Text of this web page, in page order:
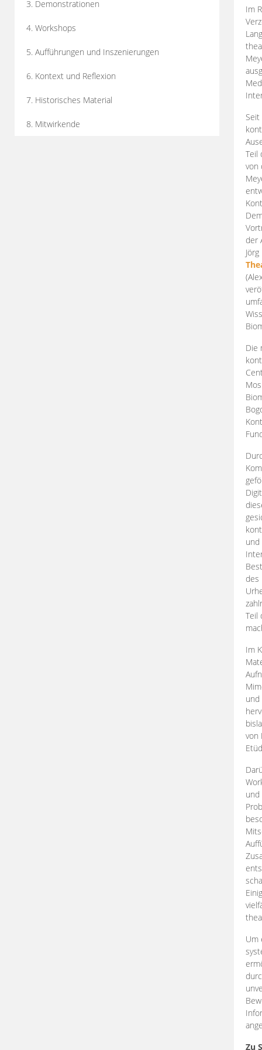
3. Demonstrationen
4. Workshops
5. Aufführungen und Inszenierungen
6. Kontext und Reflexion
7. Historisches Material
8. Mitwirkende
Im
Teil
von
der
Die
des
Teil
Im
und
von
und
Um
Zu